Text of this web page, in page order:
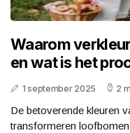
Waarom
en wat is het
1 september 2025 2
De betoverende kleuren
transformeren